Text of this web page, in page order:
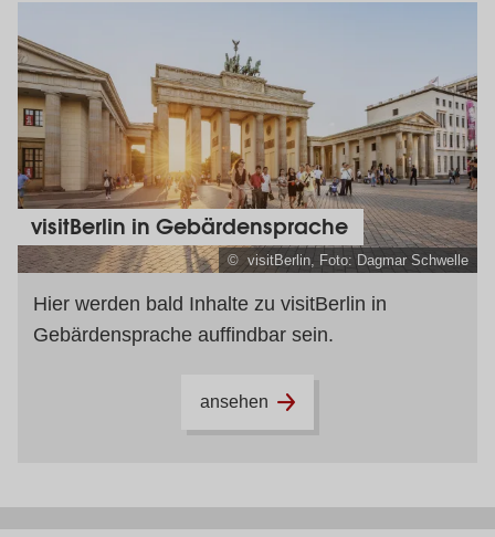
© visitBerlin, Foto: Dagmar Schwelle
visitBerlin in Gebärdensprache
Hier werden bald Inhalte zu visitBerlin in
Gebärdensprache auffindbar sein.
ansehen